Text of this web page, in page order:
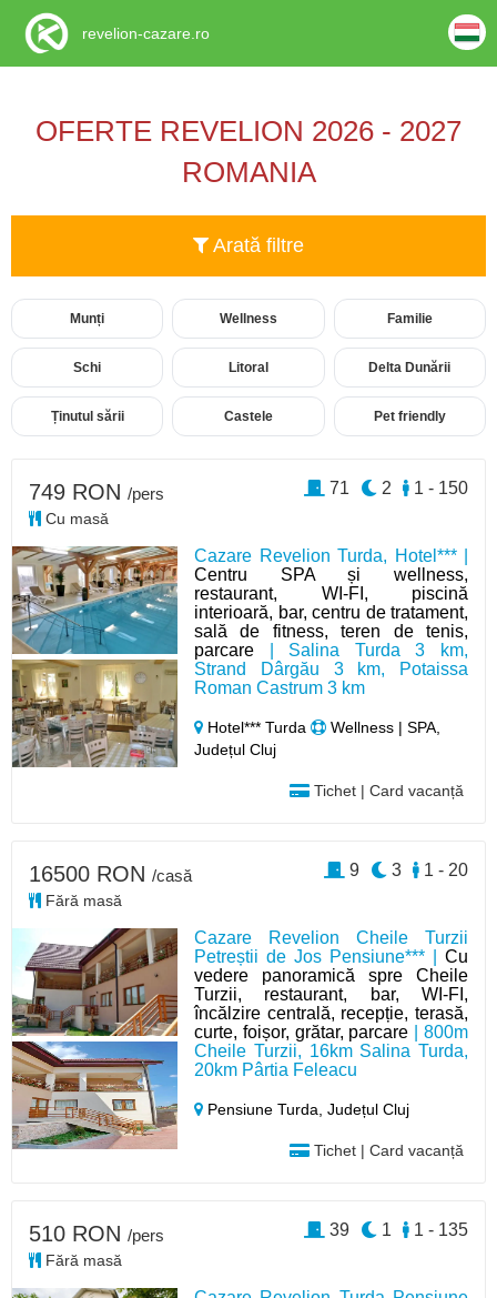
OFERTE REVELION 2026 - 2027
ROMANIA
Arată filtre
Munți Wellness Familie
Schi Litoral Delta Dunării
Ținutul sării Castele Pet friendly
Cazare Revelion Turda, Hotel*** |
Centru SPA și wellness,
restaurant, WI-FI, piscină
interioară, bar, centru de tratament,
sală de fitness, teren de tenis,
parcare | Salina Turda 3 km,
Strand Dârgău 3 km, Potaissa
Roman Castrum 3 km
Hotel*** Turda
Wellness | SPA,
Județul Cluj
Tichet | Card vacanță
749 RON /pers
Cu masă
1 - 150
2
71
Cazare Revelion Cheile Turzii
Petreștii de Jos Pensiune*** | Cu
vedere panoramică spre Cheile
Turzii, restaurant, bar, WI-FI,
încălzire centrală, recepție, terasă,
curte, foișor, grătar, parcare | 800m
Cheile Turzii, 16km Salina Turda,
20km Pârtia Feleacu
Pensiune Turda,Județul Cluj
Tichet | Card vacanță
16500 RON /casă
Fără masă
1 - 20
3
9
510 RON /pers
Fără masă
1 - 135
1
39
revelion-cazare.ro